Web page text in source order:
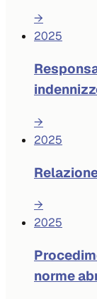
→
2025
→
2025
→
2025
norme